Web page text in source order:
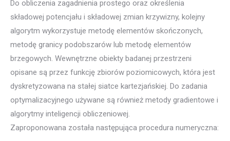
Do obliczenia zagadnienia prostego oraz określenia
składowej potencjału i składowej zmian krzywizny, kolejny
algorytm wykorzystuje metodę elementów skończonych,
metodę granicy podobszarów lub metodę elementów
brzegowych. Wewnętrzne obiekty badanej przestrzeni
opisane są przez funkcję zbiorów poziomicowych, która jest
dyskretyzowana na stałej siatce kartezjańskiej. Do zadania
optymalizacyjnego używane są również metody gradientowe i
algorytmy inteligencji obliczeniowej.
Zaproponowana została następująca procedura numeryczna: